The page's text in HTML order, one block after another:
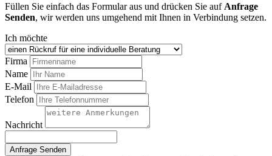
Füllen Sie einfach das Formular aus und drücken Sie auf Anfrage
Senden, wir werden uns umgehend mit Ihnen in Verbindung setzen.
Ich möchte
Firma
Name
E-Mail
Telefon
Nachricht